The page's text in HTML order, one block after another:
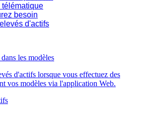
télématique
besoin
d'actifs
les modèles
d'actifs lorsque vous effectuez des
vos modèles via l'application Web.